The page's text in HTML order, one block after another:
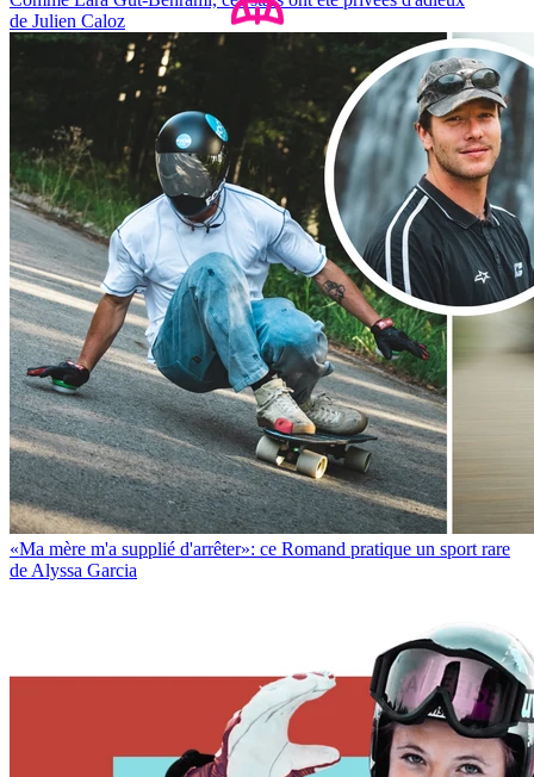
de Julien Caloz
«Ma mère m'a supplié d'arrêter»: ce Romand pratique un sport rare
de Alyssa Garcia